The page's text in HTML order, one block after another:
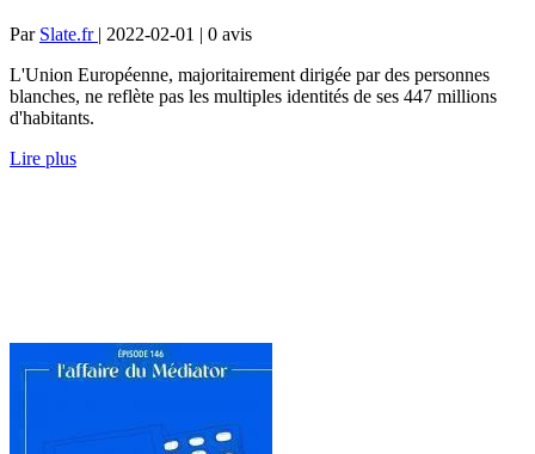
Par Slate.fr | 2022-02-01 | 0 avis
L'Union Européenne, majoritairement dirigée par des personnes
blanches, ne reflète pas les multiples identités de ses 447 millions
d'habitants.
Lire plus